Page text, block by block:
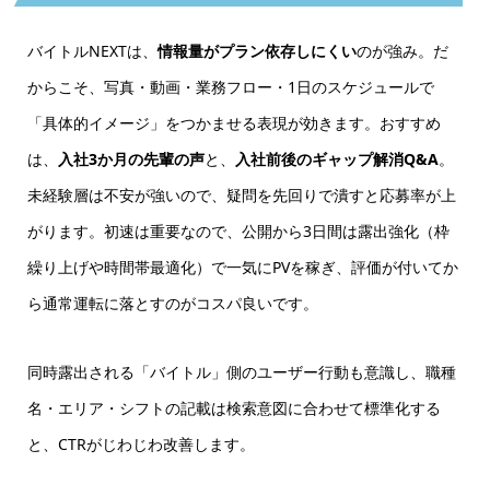
バイトルNEXTは、情報量がプラン依存しにくいのが強み。だ
からこそ、写真・動画・業務フロー・1日のスケジュールで
「具体的イメージ」をつかませる表現が効きます。おすすめ
は、 入社3か月の先輩の声と、 入社前後のギャップ解消Q&A。
未経験層は不安が強いので、疑問を先回りで潰すと応募率が上
がります。初速は重要なので、 公開から3日間は露出強化（枠
繰り上げや時間帯最適化）で一気にPVを稼ぎ、評価が付いてか
ら通常運転に落とすのがコスパ良いです。
同時露出される「バイトル」側のユーザー行動も意識し、職種
名・エリア・シフトの記載は検索意図に合わせて標準化する
と、CTRがじわじわ改善します。